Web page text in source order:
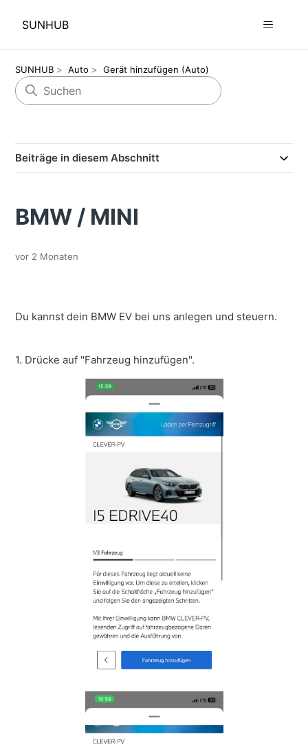
SUNHUB
SUNHUB Auto Gerät hinzufügen (Auto)
Beiträge in diesem Abschnitt
BMW / MINI
vor 2 Monaten
Du kannst dein BMW EV bei uns anlegen und steuern.
1. Drücke auf "Fahrzeug hinzufügen".